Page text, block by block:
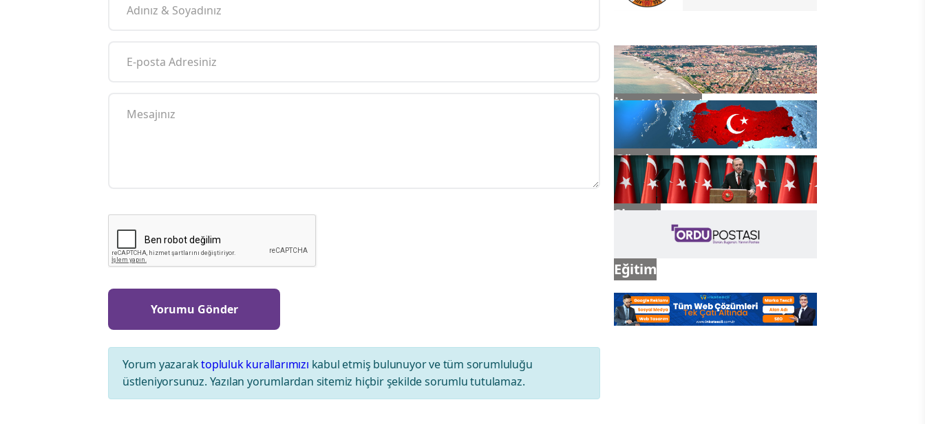
Yorum yazaraktopluluk kurallarımızı kabul etmiş bulunuyor ve tüm sorumluluğu
üstleniyorsunuz. Yazılan yorumlardan sitemiz hiçbir şekilde sorumlu tutulamaz.
İlçe Haberleri
Gündem
Siyaset
Eğitim